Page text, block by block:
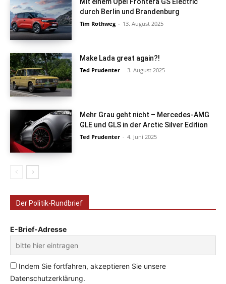
Mit einem Opel Frontera GS Electric
durch Berlin und Brandenburg
Tim Rothweg - 13. August 2025
Make Lada great again?!
Ted Prudenter - 3. August 2025
Mehr Grau geht nicht – Mercedes-AMG
GLE und GLS in der Arctic Silver Edition
Ted Prudenter - 4. Juni 2025
Der Politik-Rundbrief
E-Brief-Adresse
Indem Sie fortfahren, akzeptieren Sie unsere
Datenschutzerklärung.